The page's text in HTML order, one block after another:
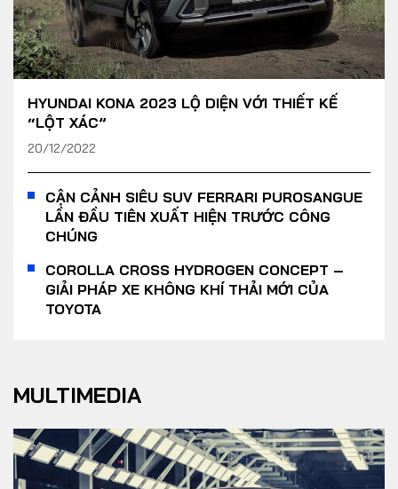
HYUNDAI KONA 2023 LỘ DIỆN VỚI THIẾT KẾ
“LỘT XÁC”
20/12/2022
CẬN CẢNH SIÊU SUV FERRARI PUROSANGUE
LẦN ĐẦU TIÊN XUẤT HIỆN TRƯỚC CÔNG
CHÚNG
COROLLA CROSS HYDROGEN CONCEPT –
GIẢI PHÁP XE KHÔNG KHÍ THẢI MỚI CỦA
TOYOTA
MULTIMEDIA